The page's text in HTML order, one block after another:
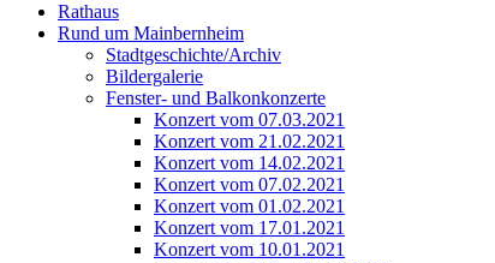
Rathaus
Rund um Mainbernheim
Stadtgeschichte/Archiv
Bildergalerie
Fenster- und Balkonkonzerte
Konzert vom 07.03.2021
Konzert vom 21.02.2021
Konzert vom 14.02.2021
Konzert vom 07.02.2021
Konzert vom 01.02.2021
Konzert vom 17.01.2021
Konzert vom 10.01.2021